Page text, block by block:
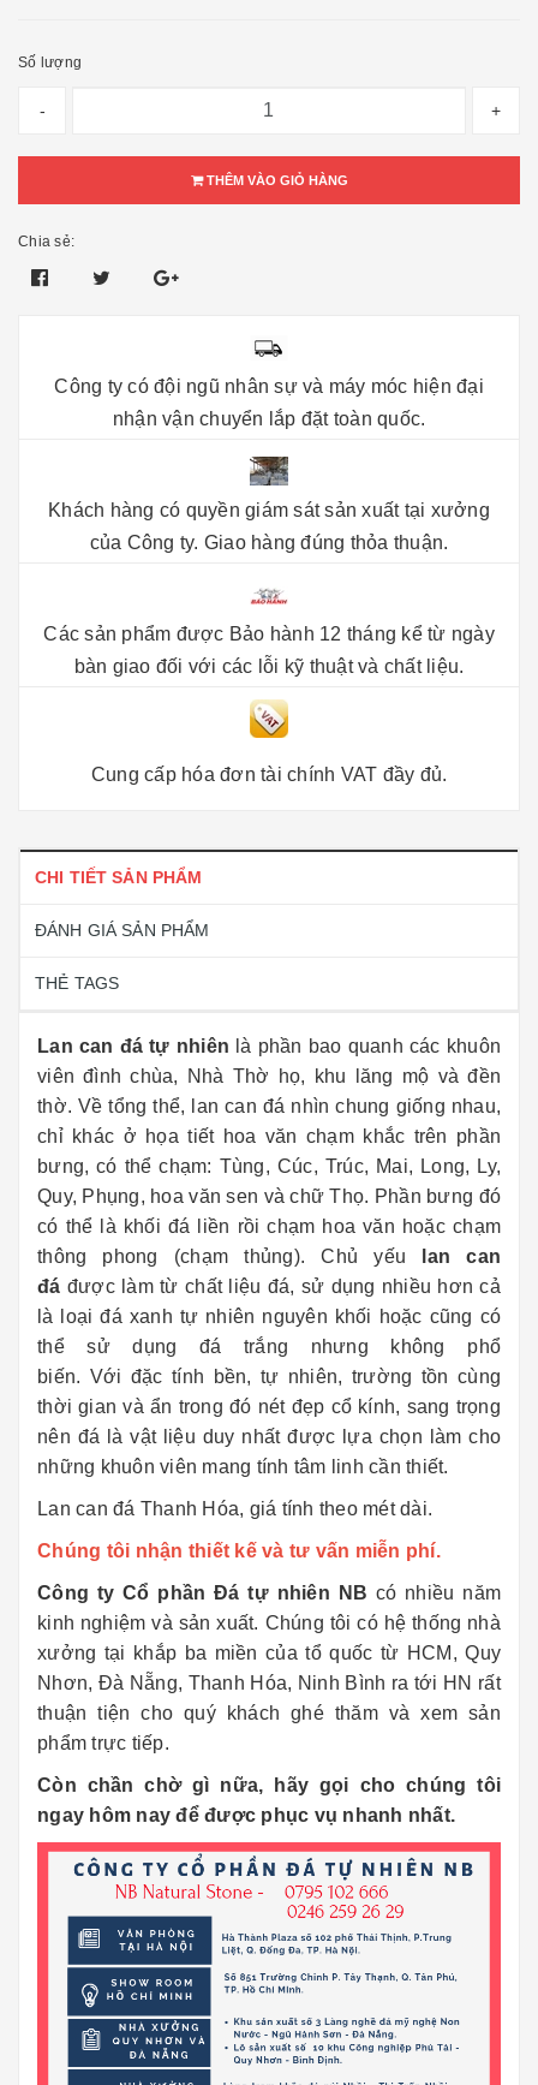
Số lượng
- +
THÊM VÀO GIỎ HÀNG
Chia sẻ:
Công ty có đội ngũ nhân sự và máy móc hiện đại
nhận vận chuyển lắp đặt toàn quốc.
Khách hàng có quyền giám sát sản xuất tại xưởng
của Công ty. Giao hàng đúng thỏa thuận.
Các sản phẩm được Bảo hành 12 tháng kể từ ngày
bàn giao đối với các lỗi kỹ thuật và chất liệu.
Cung cấp hóa đơn tài chính VAT đầy đủ.
CHI TIẾT SẢN PHẨM
ĐÁNH GIÁ SẢN PHẨM
THẺ TAGS
Lan can đá tự nhiên là phần bao quanh các khuôn
viên đình chùa, Nhà Thờ họ, khu lăng mộ và đền
thờ. Về tổng thể, lan can đá nhìn chung giống nhau,
chỉ khác ở họa tiết hoa văn chạm khắc trên phần
bưng, có thể chạm: Tùng, Cúc, Trúc, Mai, Long, Ly,
Quy, Phụng, hoa văn sen và chữ Thọ. Phần bưng đó
có thể là khối đá liền rồi chạm hoa văn hoặc chạm
thông phong (chạm thủng). Chủ yếu
lan can
đá được làm từ chất liệu đá, sử dụng nhiều hơn cả
là loại đá xanh tự nhiên nguyên khối hoặc cũng có
thể sử dụng đá trắng nhưng không phổ
biến. Với đặc tính bền, tự nhiên, trường tồn cùng
thời gian và ẩn trong đó nét đẹp cổ kính, sang trọng
nên đá là vật liệu duy nhất được lựa chọn làm cho
những khuôn viên mang tính tâm linh cần thiết.
Lan can đá Thanh Hóa, giá tính theo mét dài.
Chúng tôi nhận thiết kế và tư vấn miễn phí.
Công ty Cổ phần Đá tự nhiên NB có nhiều năm
kinh nghiệm và sản xuất. Chúng tôi có hệ thống nhà
xưởng tại khắp ba miền của tổ quốc từ HCM, Quy
Nhơn, Đà Nẵng, Thanh Hóa, Ninh Bình ra tới HN rất
thuận tiện cho quý khách ghé thăm và xem sản
phẩm trực tiếp.
Còn chần chờ gì nữa, hãy gọi cho chúng tôi
ngay hôm nay để được phục vụ nhanh nhất.